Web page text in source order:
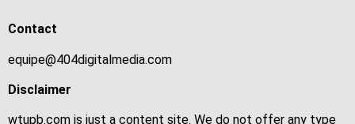
Contact
equipe@404digitalmedia.com
Disclaimer
wtupb.com is just a content site. We do not offer any type